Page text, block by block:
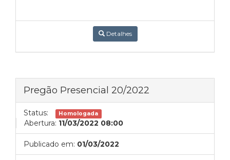
Detalhes
Pregão Presencial 20/2022
Status: Homologada
Abertura: 11/03/2022 08:00
Publicado em: 01/03/2022